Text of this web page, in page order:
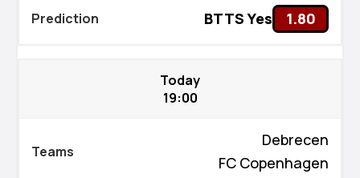
BTTS Yes 1.80
Today
19:00
Debrecen
FC Copenhagen